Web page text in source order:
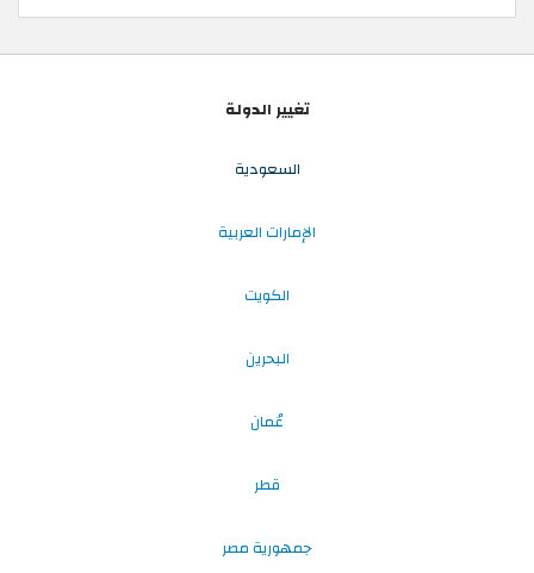
تغيير الدولة
السعودية
الإمارات العربية
الكويت
البحرين
عُمان
قطر
جمهورية مصر